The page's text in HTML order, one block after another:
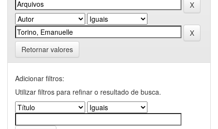
Retornar valores
Adicionar filtros:
Utilizar filtros para refinar o resultado de busca.